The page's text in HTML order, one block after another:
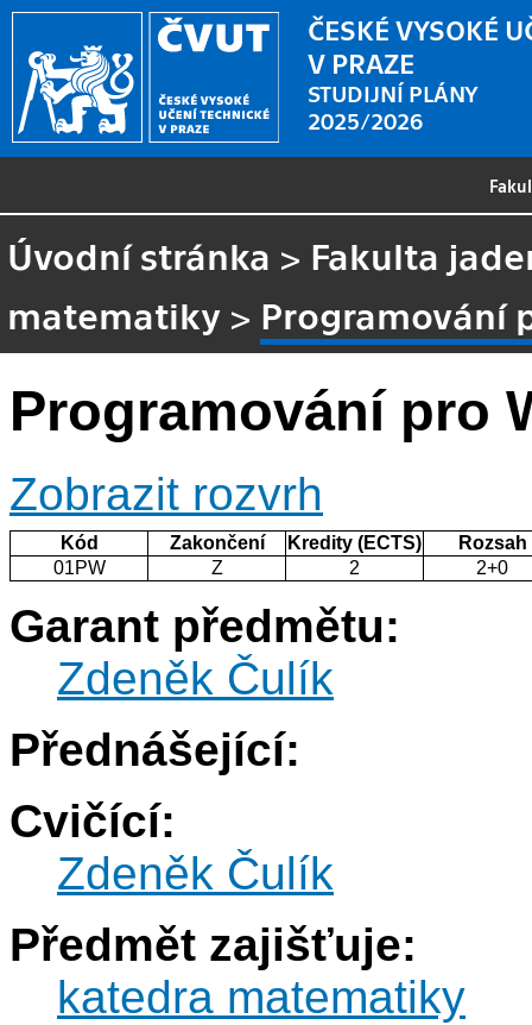
ČESKÉ VYSOKÉ
V PRAZE
STUDIJNÍ PLÁNY
2025/2026
Úvodní stránka > Fakulta
matematiky > Programování
Programování pro
Zobrazit rozvrh
Kód Zakončení Kredity (ECTS)
Rozsah
01PW
Z 2 2+0
Garant předmětu:
Zdeněk Čulík
Přednášející:
Cvičící:
Zdeněk Čulík
Předmět zajišťuje:
katedra matematiky